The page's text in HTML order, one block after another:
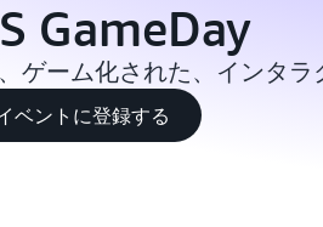
GameDay
ゲーム化された、インタ
ベントに登録する